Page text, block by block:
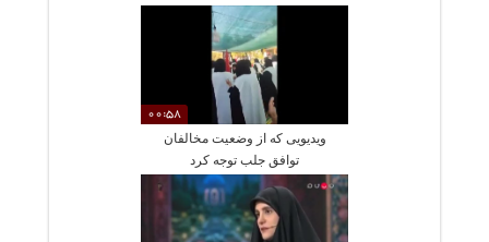
خبری
00:58
ویدیویی که از وضعیت مخالفان
توافق جلب توجه کرد